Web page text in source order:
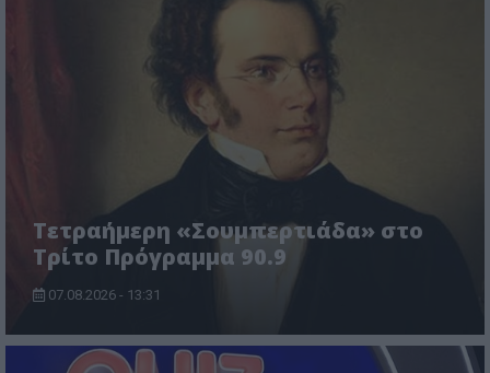
Τετραήμερη «Σουμπερτιάδα» στο
Τρίτο Πρόγραμμα 90.9
07.08.2026 - 13:31